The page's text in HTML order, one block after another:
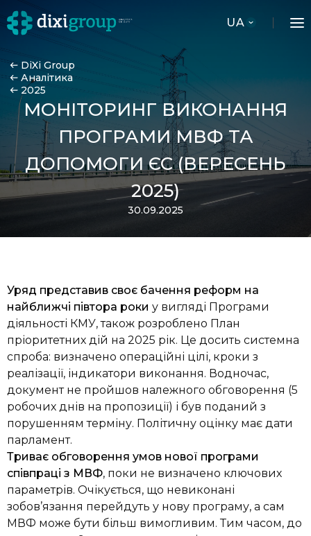
UA
DiXi Group
Аналітика
2025
МОНІТОРИНГ ВИКОНАННЯ
ПРОГРАМИ МВФ ТА
ДОПОМОГИ ЄС (ВЕРЕСЕНЬ
2025)
30.09.2025
Уряд представив своє бачення реформ на
найближчі півтора роки у вигляді Програми
діяльності КМУ, також розроблено План
пріоритетних дій на 2025 рік. Це досить системна
спроба: визначено операційні цілі, кроки з
реалізації, індикатори виконання. Водночас,
документ не пройшов належного обговорення (5
робочих днів на пропозиції) і був поданий з
порушенням терміну. Політичну оцінку має дати
парламент.
Триває обговорення умов нової програми
співпраці з МВФ, поки не визначено ключових
параметрів. Очікується, що невиконані
зобов’язання перейдуть у нову програму, а сам
МВФ може бути більш вимогливим. Тим часом, до